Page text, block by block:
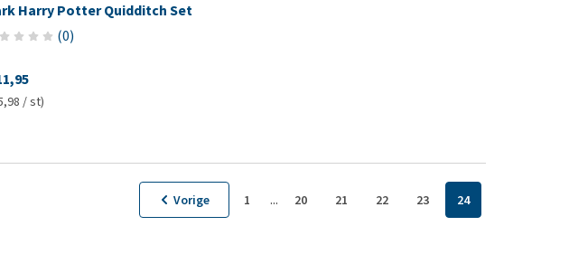
Harry Potter Quidditch Set
(0)
/ st)
Vorige 1 ... 20 21 22 23 24